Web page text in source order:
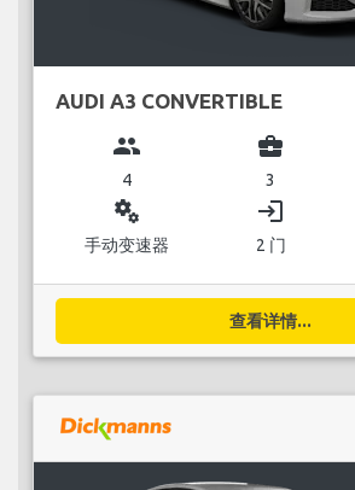
AUDI A3 CONVERTIBLE
group
4
business_center
3
miscellaneous_services
手动变速器
login
2 门
查看详情...